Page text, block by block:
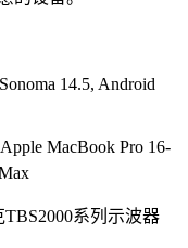
14.5, Android
MacBook Pro 16-
TBS2000系列示波器